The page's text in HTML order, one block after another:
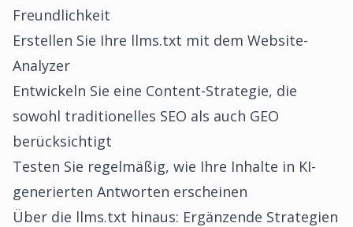
Freundlichkeit
Erstellen Sie Ihre llms.txt mit dem Website-
Analyzer
Entwickeln Sie eine Content-Strategie, die
sowohl traditionelles SEO als auch GEO
berücksichtigt
Testen Sie regelmäßig, wie Ihre Inhalte in KI-
generierten Antworten erscheinen
Über die llms.txt hinaus: Ergänzende Strategien